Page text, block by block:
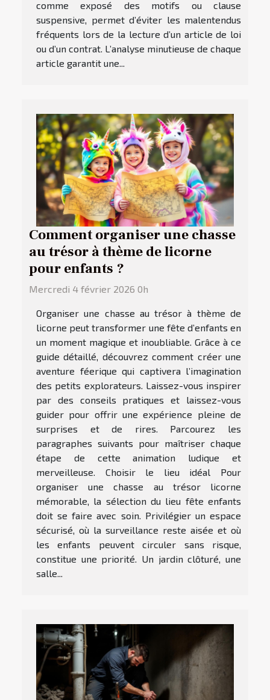
comme exposé des motifs ou clause
suspensive, permet d’éviter les malentendus
fréquents lors de la lecture d’un article de loi
ou d’un contrat. L’analyse minutieuse de chaque
article garantit une...
Comment organiser une chasse
au trésor à thème de licorne
pour enfants ?
Mercredi 4 février 2026 0h
Organiser une chasse au trésor à thème de
licorne peut transformer une fête d’enfants en
un moment magique et inoubliable. Grâce à ce
guide détaillé, découvrez comment créer une
aventure féerique qui captivera l’imagination
des petits explorateurs. Laissez-vous inspirer
par des conseils pratiques et laissez-vous
guider pour offrir une expérience pleine de
surprises et de rires. Parcourez les
paragraphes suivants pour maîtriser chaque
étape de cette animation ludique et
merveilleuse. Choisir le lieu idéal Pour
organiser une chasse au trésor licorne
mémorable, la sélection du lieu fête enfants
doit se faire avec soin. Privilégier un espace
sécurisé, où la surveillance reste aisée et où
les enfants peuvent circuler sans risque,
constitue une priorité. Un jardin clôturé, une
salle...